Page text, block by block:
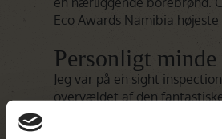
Eco Awards Namibia
Personligt minde
Jeg var på en sight
overvældet af den